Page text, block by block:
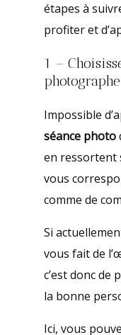
étapes à
profiter et
1 –
photographe
Impossible
séance photo
en ressortent
vous
comme de
Si
vous fait de
c’est donc de
la bonne
Ici, vous